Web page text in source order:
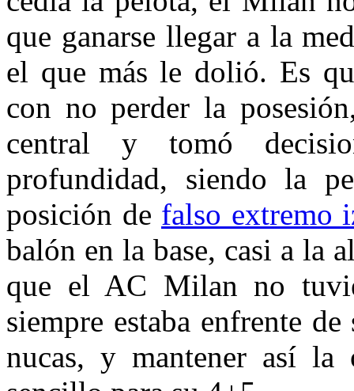
que ganarse llegar a la
el que más le dolió. Es
con no perder la
central y tomó
profundidad, siendo la
posición de falso extremo
balón en la base, casi a la
que el AC Milan no
siempre estaba enfrente
nucas, y mantener así la